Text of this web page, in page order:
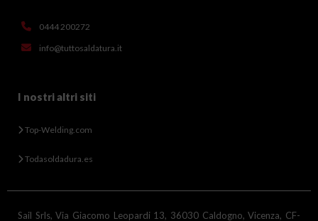
0444 200272
info@tuttosaldatura.it
I nostri altri siti
Top-Welding.com
Todasoldadura.es
Sail Srls, Via Giacomo Leopardi 13, 36030 Caldogno, Vicenza, CF-